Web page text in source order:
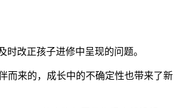
改正孩子进修中呈现的问题。
来的，成长中的不确定性也带来了新